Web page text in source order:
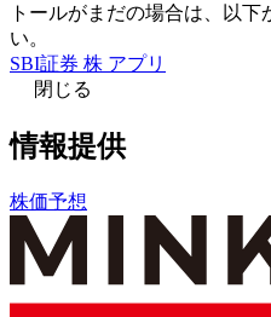
トールがまだの場合は、以
い。
SBI証券 株 アプリ
閉じる
情報提供
株価予想